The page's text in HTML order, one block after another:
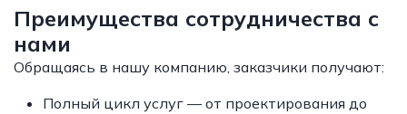
Преимущества сотрудничества с
нами
Обращаясь в нашу компанию, заказчики получают:
Полный цикл услуг — от проектирования до